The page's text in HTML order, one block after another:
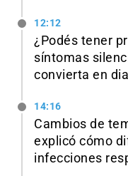
12:12
¿Podés tener
síntomas
convierta en
14:16
Cambios de
explicó cómo
infecciones